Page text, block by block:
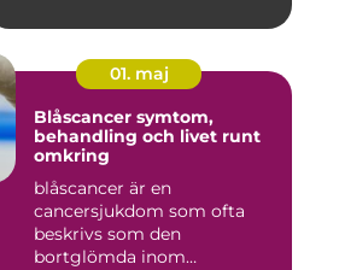
01. maj
Blåscancer symtom,
behandling och livet runt
omkring
blåscancer är en
cancersjukdom som ofta
beskrivs som den
bortglömda inom